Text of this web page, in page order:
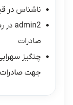
ناشناس در
admin2 در
صادرات
چنگیز
جهت صادرات